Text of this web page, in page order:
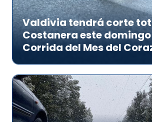
Valdivia tendrá corte
Costanera este
Corrida del Mes del